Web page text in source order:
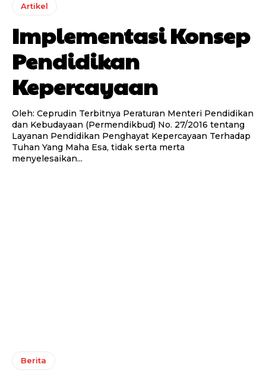
Artikel
Implementasi Konsep
Pendidikan
Kepercayaan
Oleh: Ceprudin Terbitnya Peraturan Menteri Pendidikan
dan Kebudayaan (Permendikbud) No. 27/2016 tentang
Layanan Pendidikan Penghayat Kepercayaan Terhadap
Tuhan Yang Maha Esa, tidak serta merta
menyelesaikan...
Berita